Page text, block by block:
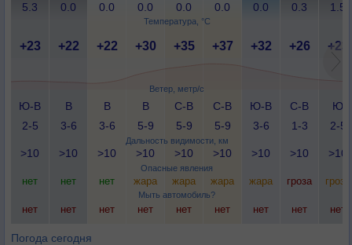
Температура, °C
Ветер, метр/с
Дальность видимости, км
Опасные явления
Мыть автомобиль?
5.3 0.0 0.0 0.0 0.0 0.0 0.0 0.3 1.5
+23 +22 +22 +30 +35 +37 +32 +26 +23
Ю-В
2-5
В
3-6
В
3-6
В
5-9
С-В
5-9
С-В
5-9
Ю-В
3-6
С-В
1-3
Ю
2-5
>10 >10 >10 >10 >10 >10 >10 >10 >10
нет нет нет жара жара жара жара гроза гроза
нет нет нет нет нет нет нет нет нет
Погода сегодня